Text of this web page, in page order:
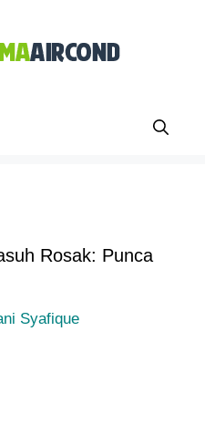
Rosak: Punca
Syafique